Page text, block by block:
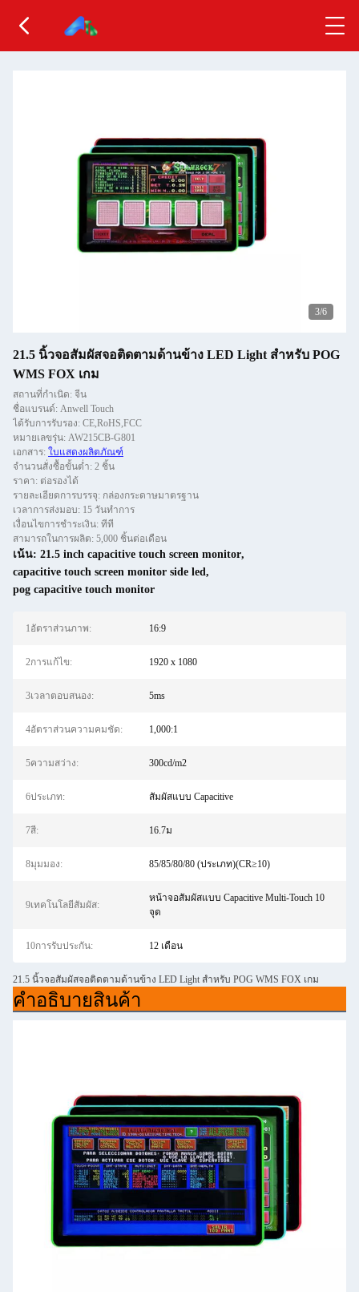
3/6
21.5 นิ้วจอสัมผัสจอติดตามด้านข้าง LED Light สําหรับ POG
WMS FOX เกม
สถานที่กำเนิด: จีน
ชื่อแบรนด์: Anwell Touch
ได้รับการรับรอง: CE,RoHS,FCC
หมายเลขรุ่น: AW215CB-G801
เอกสาร: ใบแสดงผลิตภัณฑ์
จำนวนสั่งซื้อขั้นต่ำ: 2 ชิ้น
ราคา: ต่อรองได้
รายละเอียดการบรรจุ: กล่องกระดาษมาตรฐาน
เวลาการส่งมอบ: 15 วันทำการ
เงื่อนไขการชำระเงิน: ทีที
สามารถในการผลิต: 5,000 ชิ้นต่อเดือน
เน้น: 21.5 inch capacitive touch screen monitor,
capacitive touch screen monitor side led,
pog capacitive touch monitor
1อัตราส่วนภาพ: 16:9
2การแก้ไข: 1920 x 1080
3เวลาตอบสนอง: 5ms
4อัตราส่วนความคมชัด: 1,000:1
5ความสว่าง: 300cd/m2
6ประเภท: สัมผัสแบบ Capacitive
7สี: 16.7ม
8มุมมอง: 85/85/80/80 (ประเภท)(CR≥10)
9เทคโนโลยีสัมผัส:
หน้าจอสัมผัสแบบ Capacitive Multi-Touch 10
จุด
10การรับประกัน: 12 เดือน
21.5 นิ้วจอสัมผัสจอติดตามด้านข้าง LED Light สําหรับ POG WMS FOX เกม
คําอธิบายสินค้า